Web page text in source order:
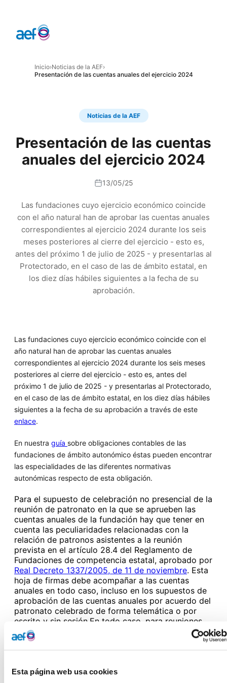
Esta página web usa cookies
Inicio›Noticias de la AEF›
Presentación de las cuentas anuales del ejercicio 2024
Noticias de la AEF
Presentación de las cuentas
anuales del ejercicio 2024
13/05/25
Las fundaciones cuyo ejercicio económico coincide
con el año natural han de aprobar las cuentas anuales
correspondientes al ejercicio 2024 durante los seis
meses posteriores al cierre del ejercicio - esto es,
antes del próximo 1 de julio de 2025 - y presentarlas al
Protectorado, en el caso de las de ámbito estatal, en
los diez días hábiles siguientes a la fecha de su
aprobación.
Las fundaciones cuyo ejercicio económico coincide con el
año natural han de aprobar las cuentas anuales
correspondientes al ejercicio 2024 durante los seis meses
posteriores al cierre del ejercicio - esto es, antes del
próximo 1 de julio de 2025 - y presentarlas al Protectorado,
en el caso de las de ámbito estatal, en los diez días hábiles
siguientes a la fecha de su aprobación a través de este
enlace.
En nuestra guía sobre obligaciones contables de las
fundaciones de ámbito autonómico éstas pueden encontrar
las especialidades de las diferentes normativas
autonómicas respecto de esta obligación.
Para el supuesto de celebración no presencial de la
reunión de patronato en la que se aprueben las
cuentas anuales de la fundación hay que tener en
cuenta las peculiaridades relacionadas con la
relación de patronos asistentes a la reunión
prevista en el artículo 28.4 del Reglamento de
Fundaciones de competencia estatal, aprobado por
Real Decreto 1337/2005, de 11 de noviembre. Esta
hoja de firmas debe acompañar a las cuentas
anuales en todo caso, incluso en los supuestos de
aprobación de las cuentas anuales por acuerdo del
patronato celebrado de forma telemática o por
escrito y sin sesión.En todo caso, para reuniones
no presenciales o telemáticas, en el certificado de
aprobación, además de mencionarse el sistema
seguido para formar la voluntad del patronato
cada uno de ellos. Si se produjeran delegaciones